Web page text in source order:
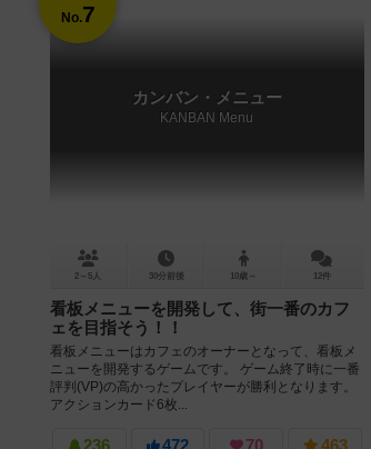
No.7
カンバン・メニュー
KANBAN Menu
2～5人 30分前後 10歳～ 12件
看板メニューを開発して、街一番のカフ
ェを目指そう！！
看板メニューはカフェのオーナーとなって、看板メ
ニューを開発するゲームです。 ゲーム終了時に一番
評判(VP)の高かったプレイヤーが勝利となります。
アクションカード6枚...